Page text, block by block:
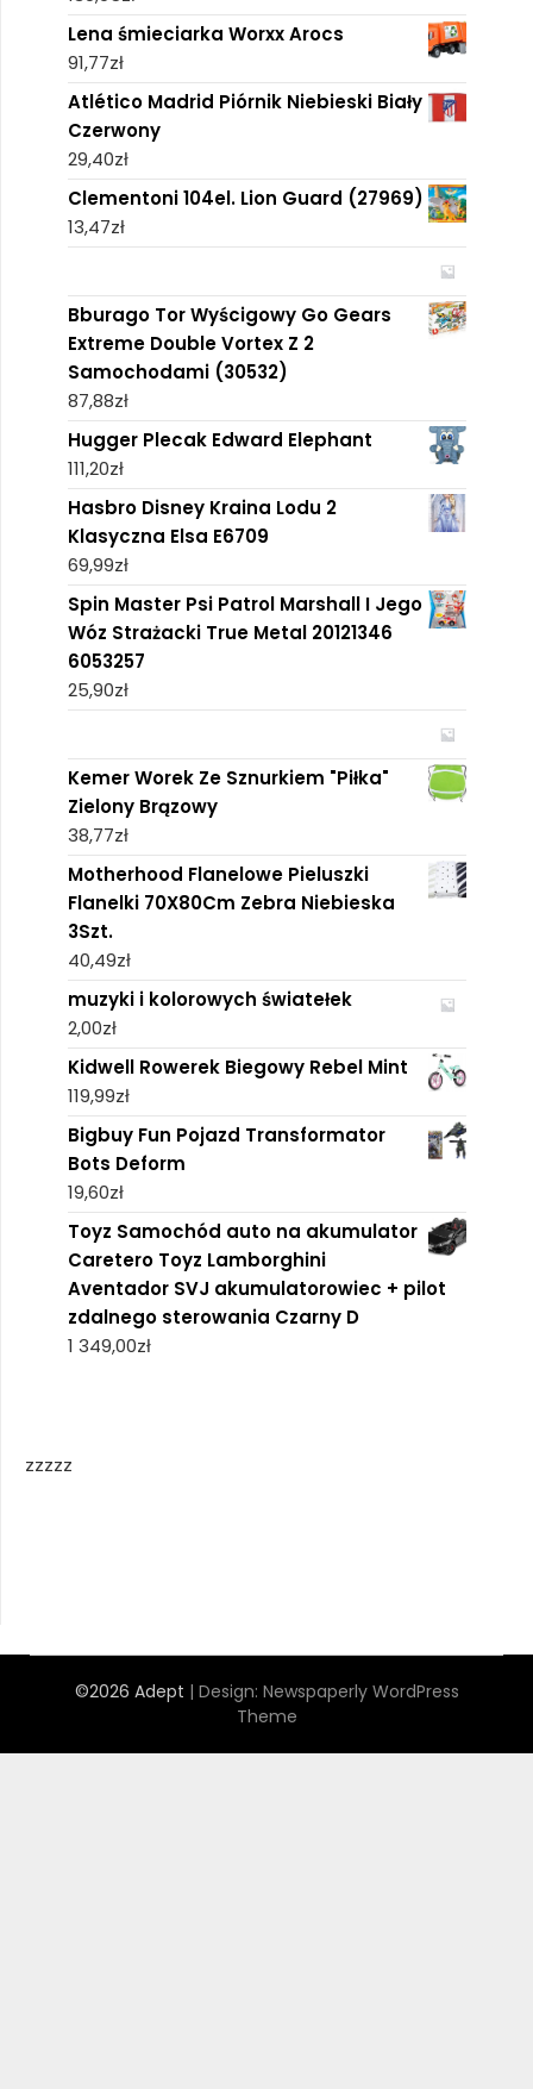
Lena śmieciarka Worxx Arocs
91,77zł
Atlético Madrid Piórnik Niebieski Biały
Czerwony
29,40zł
Clementoni 104el. Lion Guard (27969)
13,47zł
Bburago Tor Wyścigowy Go Gears
Extreme Double Vortex Z 2
Samochodami (30532)
87,88zł
Hugger Plecak Edward Elephant
111,20zł
Hasbro Disney Kraina Lodu 2
Klasyczna Elsa E6709
69,99zł
Spin Master Psi Patrol Marshall I Jego
Wóz Strażacki True Metal 20121346
6053257
25,90zł
Kemer Worek Ze Sznurkiem "Piłka"
Zielony Brązowy
38,77zł
Motherhood Flanelowe Pieluszki
Flanelki 70X80Cm Zebra Niebieska
3Szt.
40,49zł
muzyki i kolorowych światełek
2,00zł
Kidwell Rowerek Biegowy Rebel Mint
119,99zł
Bigbuy Fun Pojazd Transformator
Bots Deform
19,60zł
Toyz Samochód auto na akumulator
Caretero Toyz Lamborghini
Aventador SVJ akumulatorowiec + pilot
zdalnego sterowania Czarny D
1 349,00zł
zzzzz
©2026 Adept | Design: Newspaperly WordPress
Theme